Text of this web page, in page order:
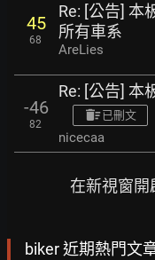
45
68
Re: [公告] 本
所有車系
AreLies
-46
82
Re: [公告] 本
已刪文
nicecaa
在新視窗開
biker 近期熱門文